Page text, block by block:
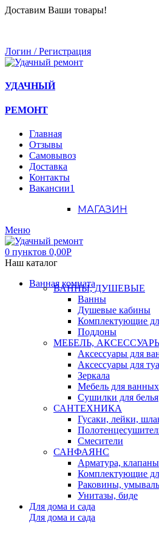
Доставим Ваши товары!
Логин / Регистрация
УДАЧНЫЙ
РЕМОНТ
Главная
Отзывы
Самовывоз
Доставка
Контакты
Вакансии1
МАГАЗИН
Меню
0 пунктов 0,00Р
Наш каталог
Ванная комната
ВАННЫ, ДУШЕВЫЕ
Ванны
Душевые кабины
Комплектующие
Поддоны
МЕБЕЛЬ,
Аксессуары для
Аксессуары для
Зеркала
Мебель для ванных
Сушилки для белья
САНТЕХНИКА
Гусаки, лейки,
Смесители
САНФАЯНС
Арматура, клапаны
Комплектующие
Раковины,
Унитазы, биде
Для дома и сада
Для дома и сада